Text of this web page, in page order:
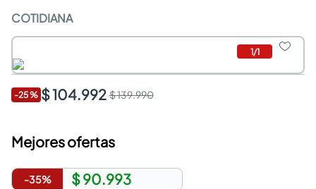
COTIDIANA
1/1
-25% $ 104.992$ 139.990
Mejores ofertas
-35% $ 90.993
armarios closet
comedores